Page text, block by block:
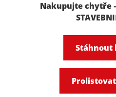
Nakupujte chytře
Stáhnout